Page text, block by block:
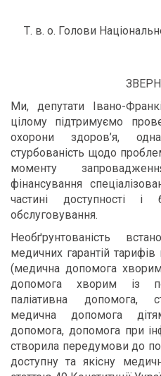
Т. в. о. Голови
Ми, депутати Івано-
цілому підтримуємо
охорони здоров’я,
стурбованість щодо
моменту
фінансування
частині доступності і
обслуговування.
Необґрунтованість
медичних гарантій
(медична допомога
допомога хворим із
паліативна допомога,
медична допомога
допомога, допомога при
створила передумови до
доступну та якісну